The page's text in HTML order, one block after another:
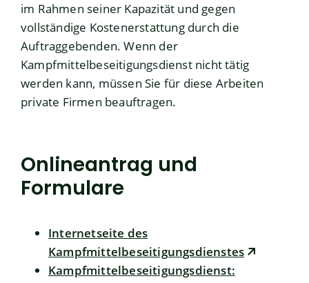
im Rahmen seiner Kapazität und gegen
vollständige Kostenerstattung durch die
Auftraggebenden. Wenn der
Kampfmittelbeseitigungsdienstnicht tätig
werden kann, müssen Sie für diese Arbeiten
private Firmen beauftragen.
Onlineantrag und
Formulare
Internetseite des
Kampfmittelbeseitigungsdienstes
Kampfmittelbeseitigungsdienst: